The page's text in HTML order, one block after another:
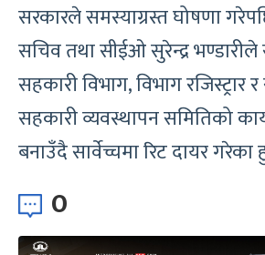
सरकारले समस्याग्रस्त घोषणा
सचिव तथा सीईओ सुरेन्द्र भण्डारीले
सहकारी विभाग, विभाग रजिस्ट्रार
सहकारी व्यवस्थापन समितिको
बनाउँदै सार्वेच्चमा रिट दायर गरेका
0